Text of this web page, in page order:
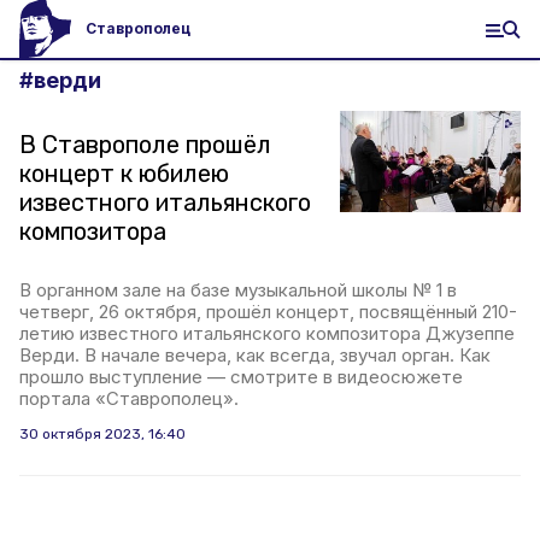
Ставрополец
#верди
В Ставрополе прошёл
концерт к юбилею
известного итальянского
композитора
В органном зале на базе музыкальной школы № 1 в
четверг, 26 октября, прошёл концерт, посвящённый 210-
летию известного итальянского композитора Джузеппе
Верди. В начале вечера, как всегда, звучал орган. Как
прошло выступление — смотрите в видеосюжете
портала «Ставрополец».
30 октября 2023, 16:40